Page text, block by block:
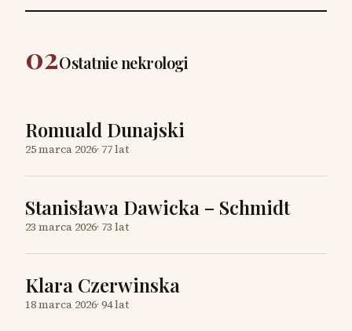
02Ostatnie nekrologi
Romuald Dunajski
25 marca 2026· 77 lat
Stanisława Dawicka – Schmidt
23 marca 2026· 73 lat
Klara Czerwinska
18 marca 2026· 94 lat